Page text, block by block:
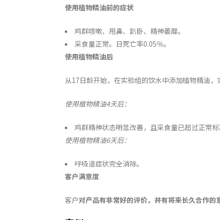
使用植物精油前的症状
鸡群咳嗽、甩鼻、趴卧、精神萎靡。
采食量正常。日死亡率0.05％。
使用植物精油后
从17日龄开始，在实验组的饮水中添加植物精油，
使用植物精油4天后：
鸡群精神状态明显改善，且采食量已超过正常标
使用植物精油6天后：
呼吸道症状完全消除。
客户满意度
客户对产品有非常好的评价，并有将来长久合作的